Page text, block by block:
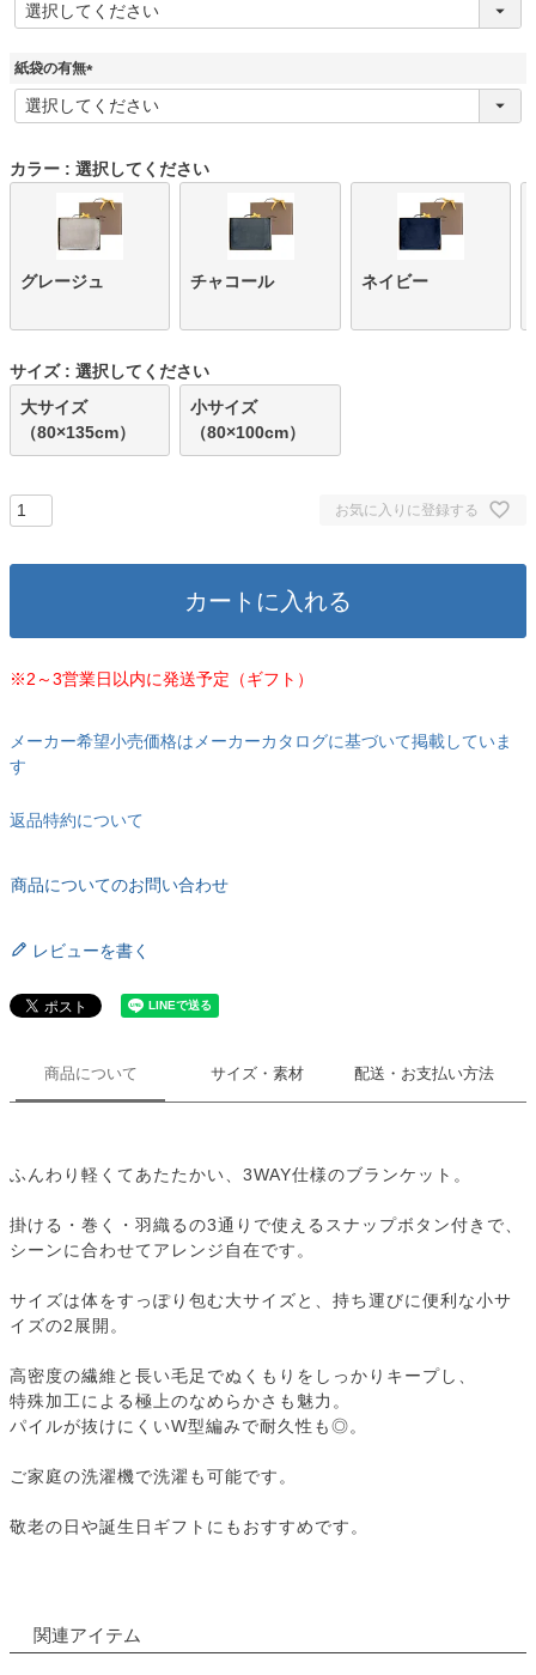
必
)紙袋の有無
(
必
)
カラー 選択してください
グレージュ チャコール ネイビー
サイズ
選択してください
大サイズ
（80×135cm）
小サイズ
（80×100cm）
お気に入りに登録する
カートに入れる
※2～3営業日以内に発送予定（ギフト）
メーカー希望小売価格はメーカーカタログに基づいて掲載していま
す
返品特約について
商品についてのお問い合わせ
レビューを書く
商品について サイズ・素材 配送・お支払い方法
ふんわり軽くてあたたかい、3WAY仕様のブランケット。
掛ける・巻く・羽織るの3通りで使えるスナップボタン付きで、
シーンに合わせてアレンジ自在です。
サイズは体をすっぽり包む大サイズと、持ち運びに便利な小サ
イズの2展開。
高密度の繊維と長い毛足でぬくもりをしっかりキープし、
特殊加工による極上のなめらかさも魅力。
パイルが抜けにくいW型編みで耐久性も◎。
ご家庭の洗濯機で洗濯も可能です。
敬老の日や誕生日ギフトにもおすすめです。
関連アイテム